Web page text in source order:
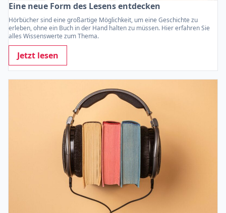
Eine neue Form des Lesens entdecken
Hörbücher sind eine großartige Möglichkeit, um eine Geschichte zu
erleben, ohne ein Buch in der Hand halten zu müssen. Hier erfahren Sie
alles Wissenswerte zum Thema.
Jetzt lesen